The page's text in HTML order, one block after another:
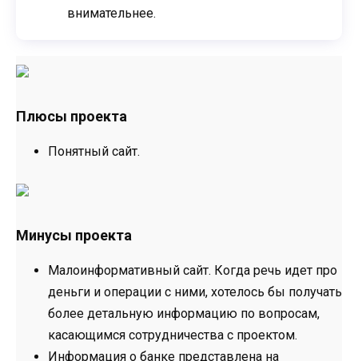
внимательнее.
Плюсы проекта
Понятный сайт.
Минусы проекта
Малоинформативный сайт. Когда речь идет про
деньги и операции с ними, хотелось бы получать
более детальную информацию по вопросам,
касающимся сотрудничества с проектом.
Информация о банке представлена на